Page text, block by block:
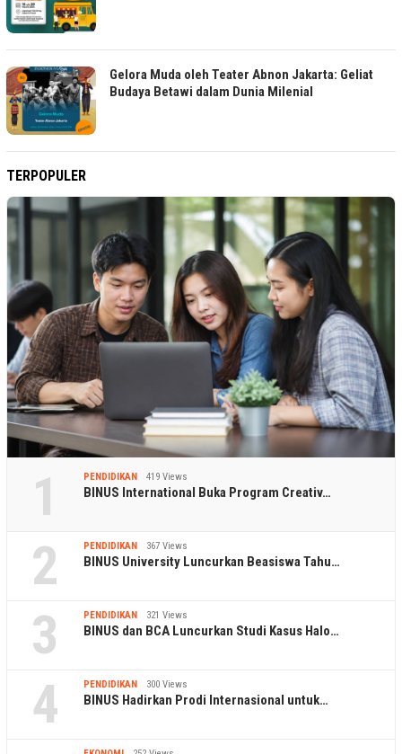
Gelora Muda oleh Teater Abnon Jakarta: Geliat
Budaya Betawi dalam Dunia Milenial
TERPOPULER
1 PENDIDIKAN 419 Views
BINUS International Buka Program Creativ…
2 PENDIDIKAN 367 Views
BINUS University Luncurkan Beasiswa Tahu…
3 PENDIDIKAN 321 Views
BINUS dan BCA Luncurkan Studi Kasus Halo…
4 PENDIDIKAN 300 Views
BINUS Hadirkan Prodi Internasional untuk…